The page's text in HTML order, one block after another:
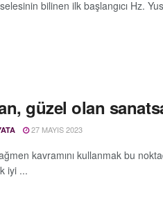
bilinen ilk başlangıcı Hz.
güzel olan
27 MAYIS 2023
kavramını kullanmak bu
iyi ...